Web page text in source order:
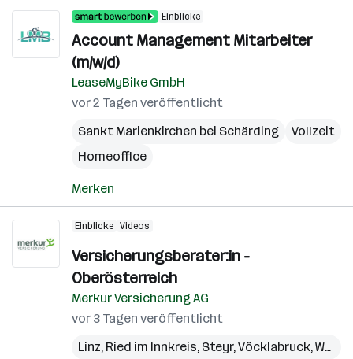
Einblicke
Account Management Mitarbeiter
(m/w/d)
LeaseMyBike GmbH
vor 2 Tagen veröffentlicht
Sankt Marienkirchen bei Schärding
Vollzeit
Homeoffice
Merken
Einblicke Videos
Versicherungsberater:in -
Oberösterreich
Merkur Versicherung AG
vor 3 Tagen veröffentlicht
Linz, Ried im Innkreis, Steyr,Vöcklabruck,Wels